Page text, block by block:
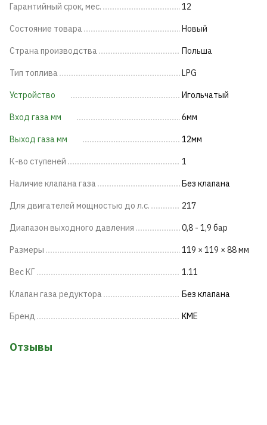
Гарантийный срок, мес. 12
Состояние товара Новый
Страна производства Польша
Тип топлива LPG
Устройство Игольчатый
Вход газа мм 6мм
Выход газа мм 12мм
К-во ступеней 1
Наличие клапана газа Без клапана
Для двигателей мощностью до л.с. 217
Диапазон выходного давления 0,8 - 1,9 бар
Размеры 119 × 119 × 88 мм
Вес КГ 1.11
Клапан газа редуктора Без клапана
Бренд KME
Отзывы